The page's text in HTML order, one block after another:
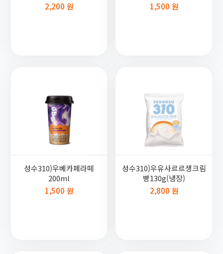
2,200 원
1,500 원
성수310)우베카페라떼
200ml
1,500 원
성수310)우유사르르생크림
빵130g(냉장)
2,800 원